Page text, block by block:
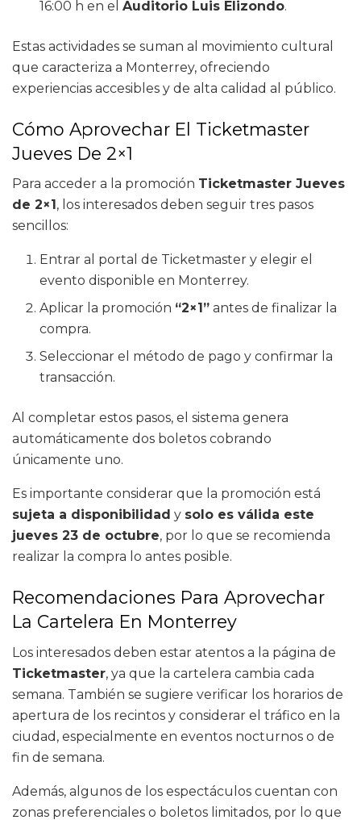
16:00 h en elAuditorio Luis Elizondo.
Estas actividades se suman al movimiento cultural
que caracteriza a Monterrey, ofreciendo
experiencias accesibles y de alta calidad al público.
Cómo Aprovechar El Ticketmaster
Jueves De 2×1
Para acceder a la promoción Ticketmaster Jueves
de 2×1 , los interesados deben seguir tres pasos
sencillos:
Entrar al portal de Ticketmaster y elegir el
evento disponible en Monterrey.
Aplicar la promoción “2×1” antes de finalizar la
compra.
Seleccionar el método de pago y confirmar la
transacción.
Al completar estos pasos, el sistema genera
automáticamente dos boletos cobrando
únicamente uno.
Es importante considerar que la promoción está
sujeta a disponibilidad y solo es válida este
jueves 23 de octubre, por lo que se recomienda
realizar la compra lo antes posible.
Recomendaciones Para Aprovechar
La Cartelera En Monterrey
Los interesados deben estar atentos a la página de
Ticketmaster, ya que la cartelera cambia cada
semana. También se sugiere verificar los horarios de
apertura de los recintos y considerar el tráfico en la
ciudad, especialmente en eventos nocturnos o de
fin de semana.
Además, algunos de los espectáculos cuentan con
zonas preferenciales o boletos limitados, por lo que